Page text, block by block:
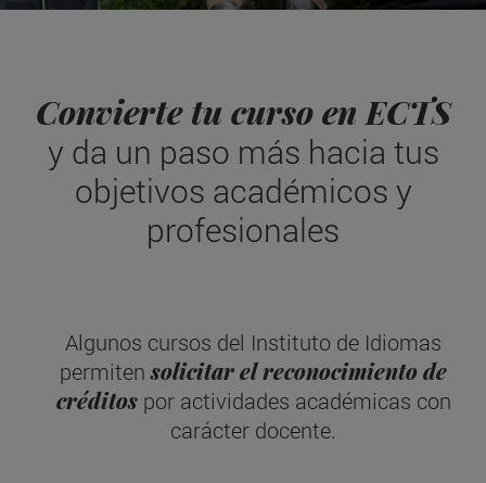
Convierte tu curso en ECTS
y da un paso más hacia tus
objetivos académicos y
profesionales
Algunos cursos del Instituto de Idiomas
permitensolicitar el reconocimiento de
créditospor actividades académicas con
carácter docente.